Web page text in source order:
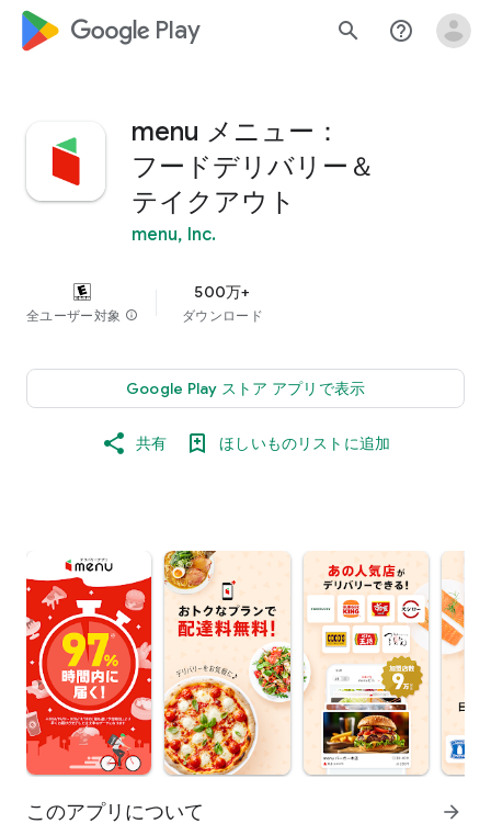
google_logo Play search help_outline
menu メニュー：
フードデリバリー＆
テイクアウト
menu, Inc.
全ユーザー対象 info
500万+
ダウンロード
Google Play ストア アプリで表示
共有 ほしいものリストに追加
このアプリについて arrow_forward